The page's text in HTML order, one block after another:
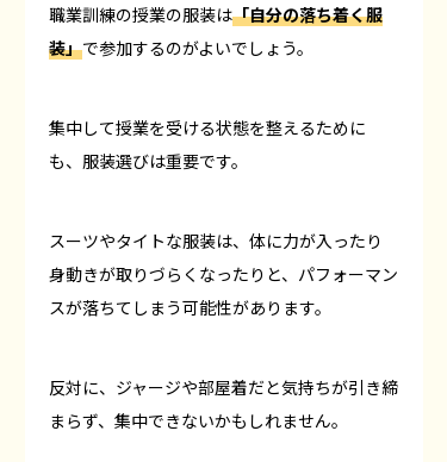
職業訓練の授業の服装は「自分の落ち着く服
装」で参加するのがよいでしょう。
集中して授業を受ける状態を整えるために
も、服装選びは重要です。
スーツやタイトな服装は、体に力が入ったり
身動きが取りづらくなったりと、パフォーマン
スが落ちてしまう可能性があります。
反対に、ジャージや部屋着だと気持ちが引き締
まらず、集中できないかもしれません。